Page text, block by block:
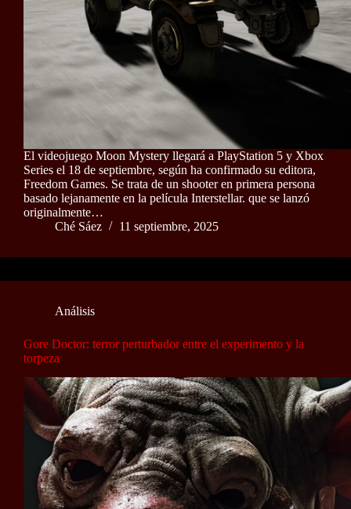
El videojuego Moon Mystery llegará a PlayStation 5 y Xbox
Series el 18 de septiembre, según ha confirmado su editora,
Freedom Games. Se trata de un shooter en primera persona
basado lejanamente en la película Interstellar. que se lanzó
originalmente…
Ché Sáez
11 septiembre, 2025
Análisis
Gore Doctor: terror perturbador entre el experimento y la
torpeza